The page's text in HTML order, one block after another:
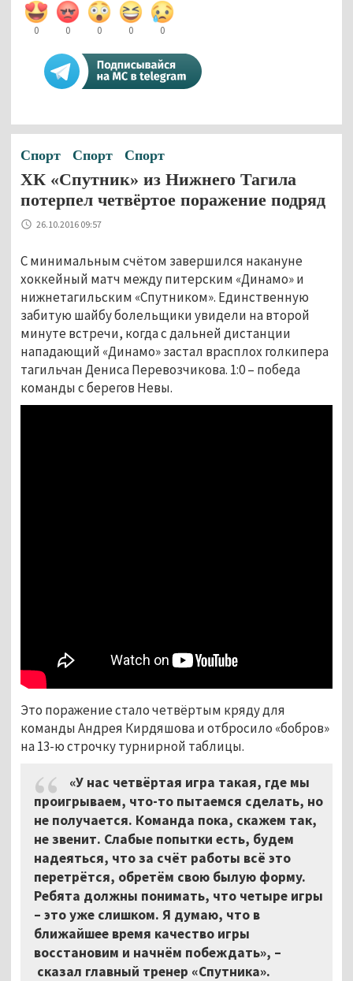
0 0 0 0 0
Спорт Спорт Спорт
ХК «Спутник» из Нижнего Тагила
потерпел четвёртое поражение подряд
26.10.2016 09:57
С минимальным счётом завершился накануне
хоккейный матч между питерским «Динамо» и
нижнетагильским «Спутником». Единственную
забитую шайбу болельщики увидели на второй
минуте встречи, когда с дальней дистанции
нападающий «Динамо» застал врасплох голкипера
тагильчан Дениса Перевозчикова. 1:0 – победа
команды с берегов Невы.
Это поражение стало четвёртым кряду для
команды Андрея Кирдяшова и отбросило «бобров»
на 13-ю строчку турнирной таблицы.
«У нас четвёртая игра такая, где мы
проигрываем, что-то пытаемся сделать, но
не получается. Команда пока, скажем так,
не звенит. Слабые попытки есть, будем
надеяться, что за счёт работы всё это
перетрётся, обретём свою былую форму.
Ребята должны понимать, что четыре игры
– это уже слишком. Я думаю, что в
ближайшее время качество игры
восстановим и начнём побеждать», –
сказал главный тренер «Спутника».